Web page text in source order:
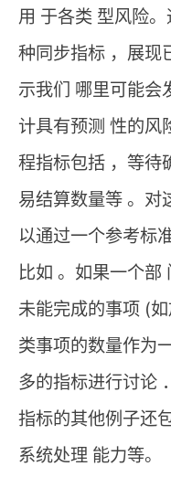
用 于各类 型风险
种同步指标 ，展现
示我们 哪里可能会
计具有预测 性的风
程指标包括 ，等待
易结算数量等 。对
以通过一个参考标
比如 。如果一个部
未能完成的事项 (
类事项的数量作为
多的指标进行讨论
指标的其他例子还
系统处理 能力等。